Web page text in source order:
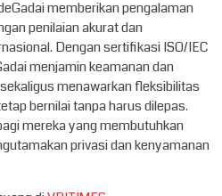
memberikan pengalaman
penilaian akurat dan
Dengan sertifikasi ISO/IEC
menjamin keamanan dan
menawarkan fleksibilitas
bernilai tanpa harus dilepas.
mereka yang membutuhkan
privasi dan kenyamanan